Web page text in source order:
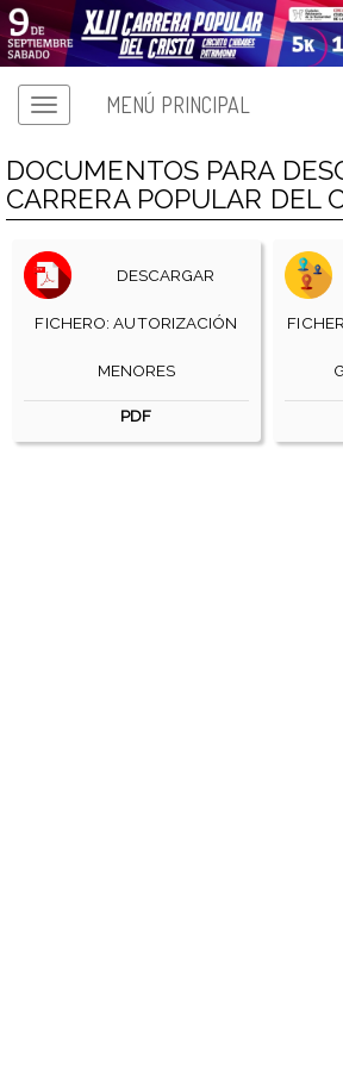
MENÚ PRINCIPAL
DOCUMENTOS PARA
CARRERA POPULAR DEL
DESCARGAR
FICHERO: AUTORIZACIÓN
MENORES
PDF